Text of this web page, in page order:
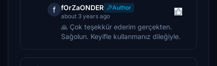
f fOrZaONDER
Author
about 3 years ago
🙏 Çok teşekkür ederim gerçekten.
Sağolun. Keyifle kullanmanız dileğiyle.